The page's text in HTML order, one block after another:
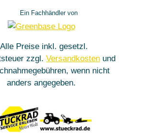
Ein Fachhändler von
Preise inkl. gesetzl.
zzgl. Versandkosten und
wenn nicht
anders angegeben.